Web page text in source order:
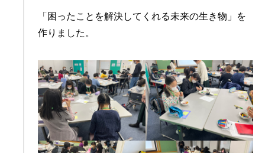
「困ったことを解決してくれる未来の生き物」を
作りました。